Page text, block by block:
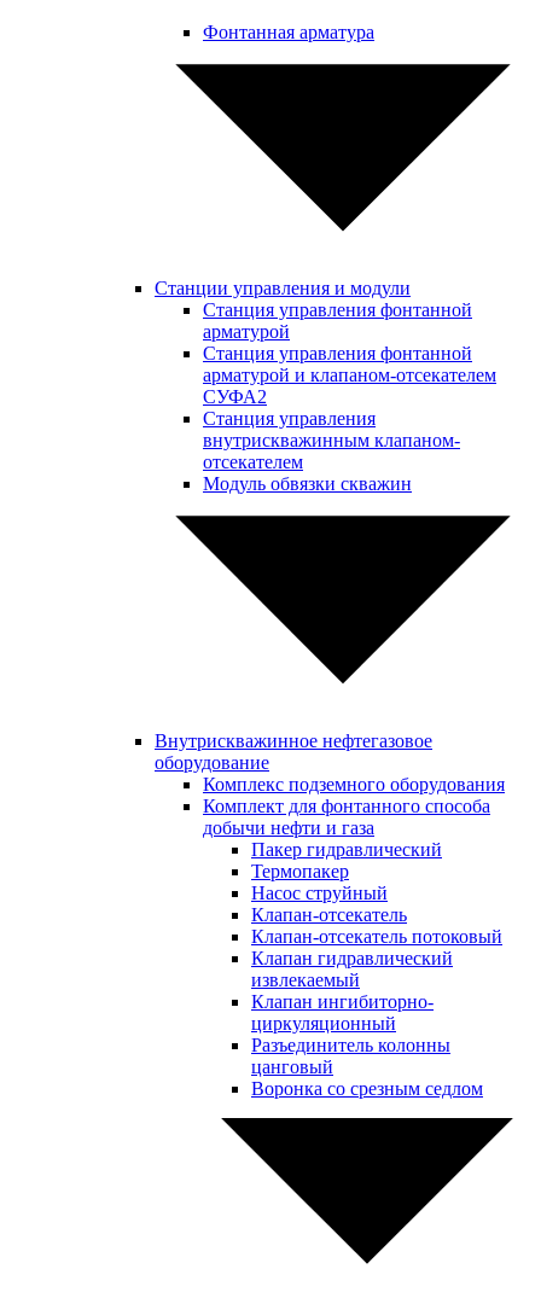
Фонтанная арматура
Станции управления и модули
Станция управления фонтанной
арматурой
Станция управления фонтанной
арматурой и клапаном-отсекателем
СУФА2
Станция управления
внутрискважинным клапаном-
отсекателем
Модуль обвязки скважин
Внутрискважинное нефтегазовое
оборудование
Комплекс подземного оборудования
Комплект для фонтанного способа
добычи нефти и газа
Пакер гидравлический
Термопакер
Насос струйный
Клапан-отсекатель
Клапан-отсекатель потоковый
Клапан гидравлический
извлекаемый
Клапан ингибиторно-
циркуляционный
Разъединитель колонны
цанговый
Воронка со срезным седлом